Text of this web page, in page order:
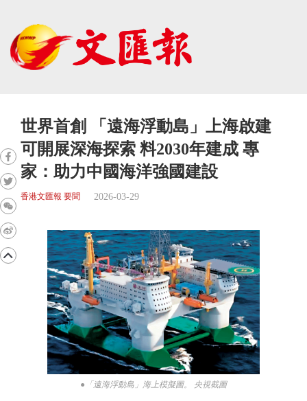
世界首創 「遠海浮動島」上海啟建
可開展深海探索 料2030年建成 專
家：助力中國海洋強國建設
香港文匯報 要聞 2026-03-29
●「遠海浮動島」海上模擬圖。 央視截圖